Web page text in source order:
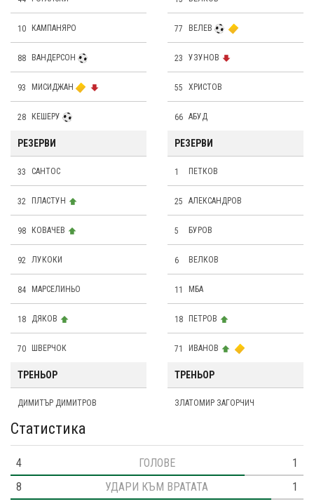
10 КАМПАНЯРО
88 ВАНДЕРСОН
93 МИСИДЖАН
28 КЕШЕРУ
РЕЗЕРВИ
33 САНТОС
32 ПЛАСТУН
98 КОВАЧЕВ
92 ЛУКОКИ
84 МАРСЕЛИНЬО
18 ДЯКОВ
70 ШВEРЧОК
77 ВЕЛЕВ
23 УЗУНОВ
55 ХРИСТОВ
66 АБУД
РЕЗЕРВИ
1 ПЕТКОВ
25 АЛЕКСАНДРОВ
5 БУРОВ
6 ВЕЛКОВ
11 МБА
18 ПЕТРОВ
71 ИВАНОВ
ТРЕНЬОР
ДИМИТЪР ДИМИТРОВ
ТРЕНЬОР
ЗЛАТОМИР ЗАГОРЧИЧ
Статистика
4 ГОЛОВЕ
1
8
УДАРИ КЪМ ВРАТАТА
1